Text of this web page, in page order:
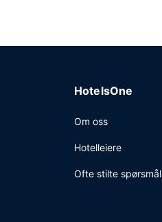
HotelsOne
Om oss
Hotelleiere
Ofte stilte spørsmål